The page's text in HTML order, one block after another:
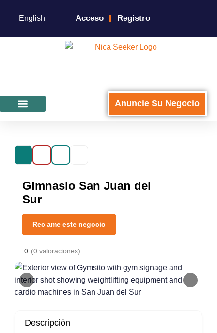
English Acceso Registro
Anuncie Su Negocio
Gimnasio San Juan del
Sur
Reclame este negocio
0 (0 valoraciones)
Descripción